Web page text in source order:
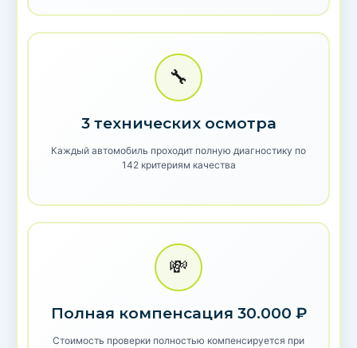
🔧
3 технических осмотра
Каждый автомобиль проходит полную диагностику по
142 критериям качества
💸
Полная компенсация 30.000 ₽
Стоимость проверки полностью компенсируется при